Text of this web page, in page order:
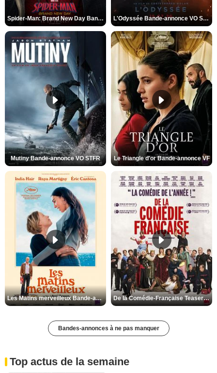
Spider-Man: Brand New Day Bande-annonce VO STFR L'Odyssée Bande-annonce VO STFR
Mutiny Bande-annonce VO STFR Le Triangle d'or Bande-annonce VF
Les Matins merveilleux Bande-annonce VF De la Comédie-Française Teaser VF
Bandes-annonces à ne pas manquer
Top actus de la semaine